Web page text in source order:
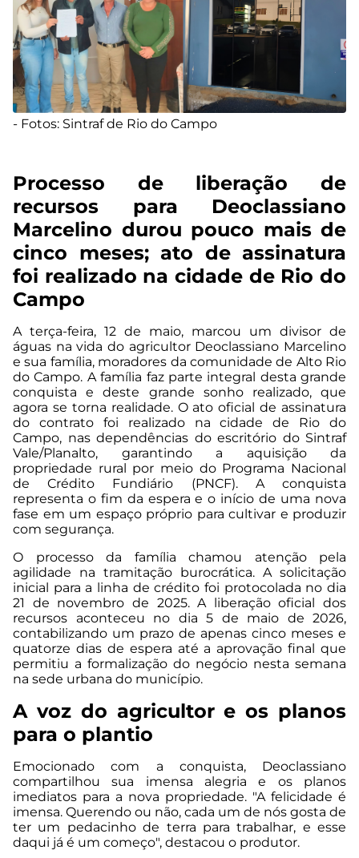
- Fotos: Sintraf de Rio do Campo
Processo de liberação de
recursos para Deoclassiano
Marcelino durou pouco mais de
cinco meses; ato de assinatura
foi realizado na cidade de Rio do
Campo
A terça-feira, 12 de maio, marcou um divisor de
águas na vida do agricultor Deoclassiano Marcelino
e sua família, moradores da comunidade de Alto Rio
do Campo. A família faz parte integral desta grande
conquista e deste grande sonho realizado, que
agora se torna realidade. O ato oficial de assinatura
do contrato foi realizado na cidade de Rio do
Campo, nas dependências do escritório do Sintraf
Vale/Planalto, garantindo a aquisição da
propriedade rural por meio do Programa Nacional
de Crédito Fundiário (PNCF). A conquista
representa o fim da espera e o início de uma nova
fase em um espaço próprio para cultivar e produzir
com segurança.
O processo da família chamou atenção pela
agilidade na tramitação burocrática. A solicitação
inicial para a linha de crédito foi protocolada no dia
21 de novembro de 2025. A liberação oficial dos
recursos aconteceu no dia 5 de maio de 2026,
contabilizando um prazo de apenas cinco meses e
quatorze dias de espera até a aprovação final que
permitiu a formalização do negócio nesta semana
na sede urbana do município.
A voz do agricultor e os planos
para o plantio
Emocionado com a conquista, Deoclassiano
compartilhou sua imensa alegria e os planos
imediatos para a nova propriedade. "A felicidade é
imensa. Querendo ou não, cada um de nós gosta de
ter um pedacinho de terra para trabalhar, e esse
daqui já é um começo", destacou o produtor.